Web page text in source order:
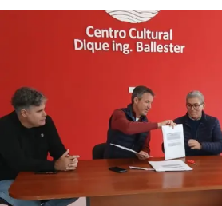
Consulta de pago a proveedores
Convocatorias
Login